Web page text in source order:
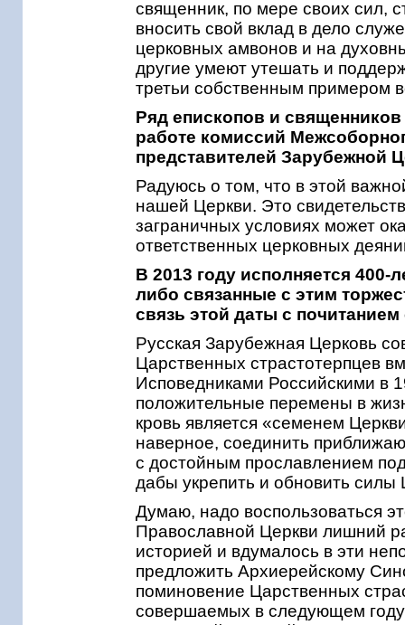
священник, по мере своих сил,
вносить свой вклад в дело
церковных амвонов и на
другие умеют утешать и
третьи собственным примером
Ряд епископов и
работе комиссий
представителей Зарубежной
Радуюсь о том, что в этой
нашей Церкви. Это
заграничных условиях может
ответственных церковных
В 2013 году исполняется
либо связанные с этим
связь этой даты с
Русская Зарубежная Церковь
Царственных страстотерпцев
Исповедниками Российскими в
положительные перемены в
кровь является «семенем
наверное, соединить
с достойным прославлением
дабы укрепить и обновить
Думаю, надо воспользоваться
Православной Церкви лишний
историей и вдумалось в эти
предложить Архиерейскому
поминовение Царственных
совершаемых в следующем году;